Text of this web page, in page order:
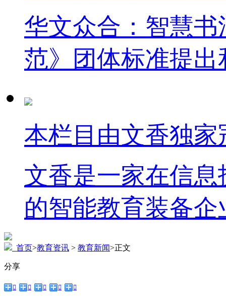
华文众合：智慧
范》团体标准提
本栏目由文香独家
文香是一家在信
的智能教育装备企
首页>教育资讯 > 教育新闻>正文
分享
    